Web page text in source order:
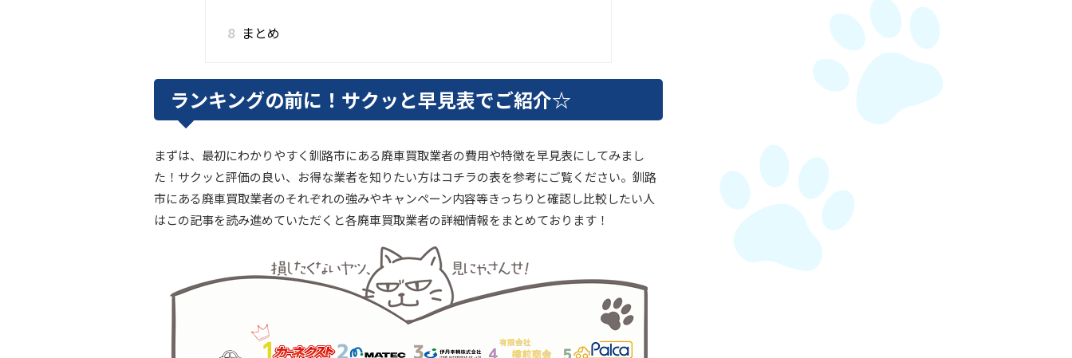
8 まとめ
ランキングの前に！サクッと早見表でご紹介☆
まずは、最初にわかりやすく釧路市にある廃車買取業者の費用や特徴を早見表にしてみまし
た！サクッと評価の良い、お得な業者を知りたい方はコチラの表を参考にご覧ください。釧路
市にある廃車買取業者のそれぞれの強みやキャンペーン内容等きっちりと確認し比較したい人
はこの記事を読み進めていただくと各廃車買取業者の詳細情報をまとめております！